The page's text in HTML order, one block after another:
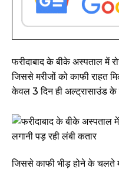
फरीदाबाद के बीके अस्पताल में
जिससे मरीजों को काफी राहत
केवल 3 दिन ही अल्ट्रासाउंड के
जिससे काफी भीड़ होने के चलते